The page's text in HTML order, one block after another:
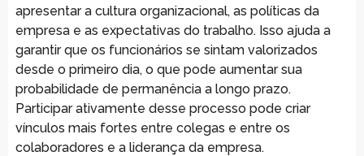
apresentar a cultura organizacional, as políticas da
empresa e as expectativas do trabalho. Isso ajuda a
garantir que os funcionários se sintam valorizados
desde o primeiro dia, o que pode aumentar sua
probabilidade de permanência a longo prazo.
Participar ativamente desse processo pode criar
vínculos mais fortes entre colegas e entre os
colaboradores e a liderança da empresa.